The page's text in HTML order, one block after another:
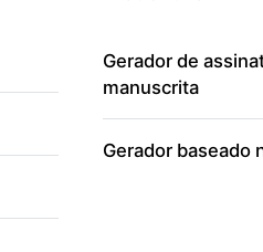
Gerador de
manuscrita
Gerador baseado